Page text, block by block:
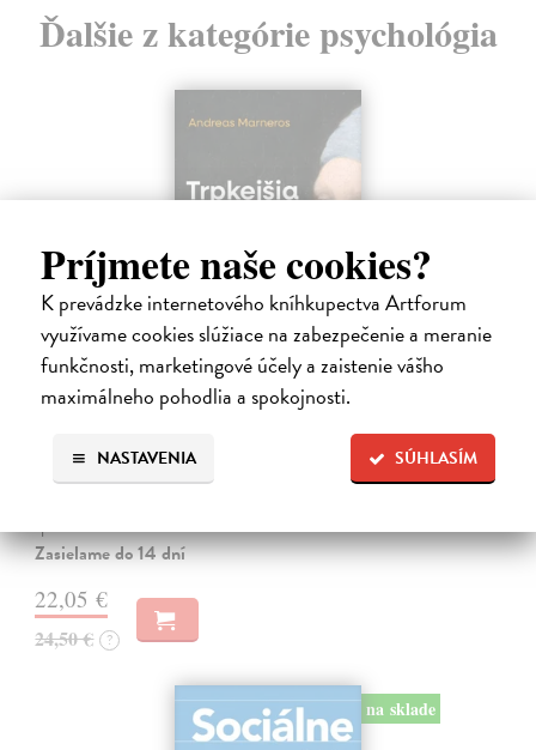
Príjmete naše cookies?
K prevádzke internetového kníhkupectva Artforum
využívame cookies slúžiace na zabezpečenie a meranie
funkčnosti, marketingové účely a zaistenie vášho
maximálneho pohodlia a spokojnosti.
SÚHLASÍM
NASTAVENIA
Ďalšie z kategórie psychológia
Trpkejšia ako smrť je žena
JE TO MOŽNO NAJVÄČŠIA REVOLÚCIA NAŠICH DNÍ:
rovnocennosť a rovnoprávnosť ženy a muža. Vojna a mier medzi
Zasielame do 14 dní
22,05 €
24,50 € ?
na sklade